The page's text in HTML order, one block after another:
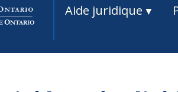
Aide juridique